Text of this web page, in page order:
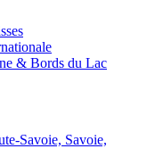
& Bords du Lac
Savoie, Savoie,